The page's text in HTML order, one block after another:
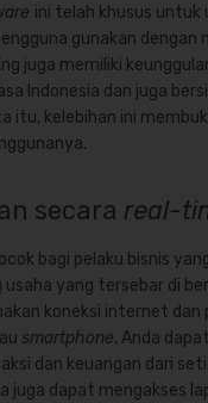
ini telah khusus untuk
gunakan dengan
juga memiliki
Indonesia dan juga
itu, kelebihan ini
secara real-
bagi pelaku bisnis
usaha yang tersebar di
koneksi internet dan
smartphone, Anda
dan keuangan dari
juga dapat mengakses